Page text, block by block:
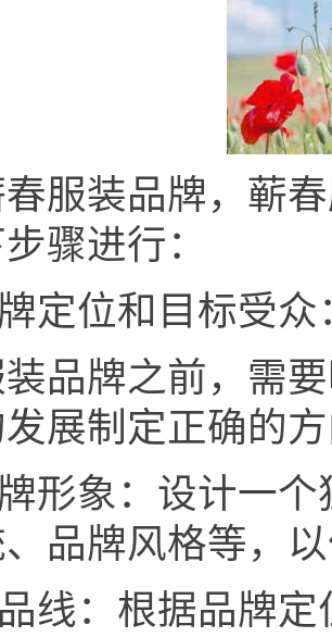
服装品牌，蕲
骤进行：
定位和目标受众
品牌之前，需
展制定正确的
形象：设计一
品牌风格等，
线：根据品牌